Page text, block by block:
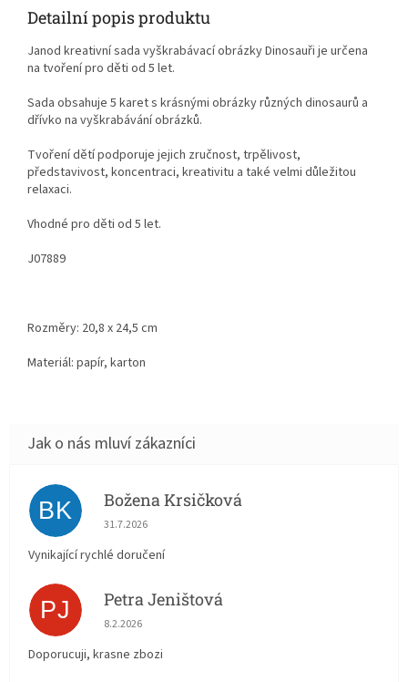
Detailní popis produktu
Janod kreativní sada vyškrabávací obrázky Dinosauři je určena
na tvoření pro děti od 5 let.
Sada obsahuje 5 karet s krásnými obrázky různých dinosaurů a
dřívko na vyškrabávání obrázků.
Tvoření dětí podporuje jejich zručnost, trpělivost,
představivost, koncentraci, kreativitu a také velmi důležitou
relaxaci.
Vhodné pro děti od 5 let.
J07889
Rozměry: 20,8 x 24,5 cm
Materiál: papír, karton
BK Božena Krsičková
Hodnocení obchodu je 5 z 5 hvězdiček.
31.7.2026
Vynikající rychlé doručení
PJ Petra Jeništová
Hodnocení obchodu je 5 z 5 hvězdiček.
8.2.2026
Doporucuji, krasne zbozi